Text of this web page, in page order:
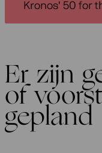
Kronos' 50 for
Er zijn
of
gepland